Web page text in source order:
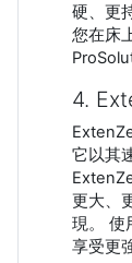
硬、更
您在床
4.
它以其
更大、
現。 使
享受更